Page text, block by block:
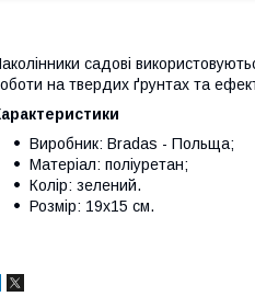
садові
на твердих ґрунтах та
Виробник: Bradas - Польща;
Матеріал: поліуретан;
Колір: зелений.
Розмір: 19x15 см.